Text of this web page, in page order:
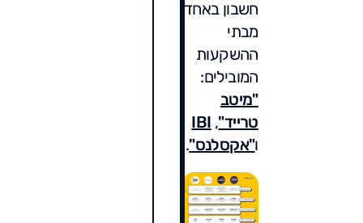
חשבון באחד
מבתי
ההשקעות
המובילים:
"מיטב
טרייד",
IBI
ו"אקסלנס".